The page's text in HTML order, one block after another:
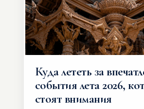
Куда лететь за
события лета 2026,
стоят внимания